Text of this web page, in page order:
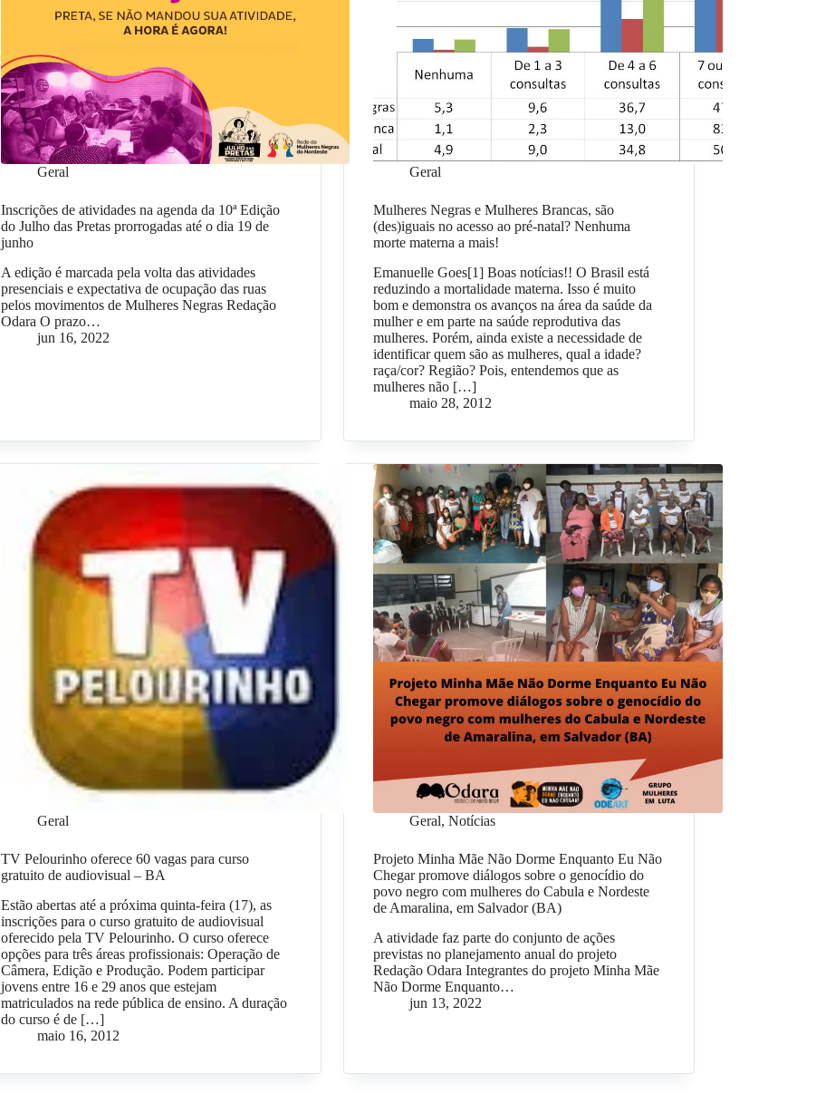
Geral
Inscrições de atividades na agenda da 10ª Edição
do Julho das Pretas prorrogadas até o dia 19 de
junho
A edição é marcada pela volta das atividades
presenciais e expectativa de ocupação das ruas
pelos movimentos de Mulheres Negras Redação
Odara O prazo…
jun 16, 2022
Geral
Mulheres Negras e Mulheres Brancas, são
(des)iguais no acesso ao pré-natal? Nenhuma
morte materna a mais!
Emanuelle Goes[1] Boas notícias!! O Brasil está
reduzindo a mortalidade materna. Isso é muito
bom e demonstra os avanços na área da saúde da
mulher e em parte na saúde reprodutiva das
mulheres. Porém, ainda existe a necessidade de
identificar quem são as mulheres, qual a idade?
raça/cor? Região? Pois, entendemos que as
mulheres não […]
maio 28, 2012
Geral
TV Pelourinho oferece 60 vagas para curso
gratuito de audiovisual – BA
Estão abertas até a próxima quinta-feira (17), as
inscrições para o curso gratuito de audiovisual
oferecido pela TV Pelourinho. O curso oferece
opções para três áreas profissionais: Operação de
Câmera, Edição e Produção. Podem participar
jovens entre 16 e 29 anos que estejam
matriculados na rede pública de ensino. A duração
do curso é de […]
maio 16, 2012
Geral,Notícias
Projeto Minha Mãe Não Dorme Enquanto Eu Não
Chegar promove diálogos sobre o genocídio do
povo negro com mulheres do Cabula e Nordeste
de Amaralina, em Salvador (BA)
A atividade faz parte do conjunto de ações
previstas no planejamento anual do projeto
Redação Odara Integrantes do projeto Minha Mãe
Não Dorme Enquanto…
jun 13, 2022